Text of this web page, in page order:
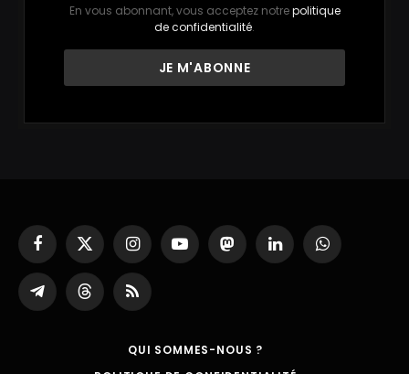
En vous abonnant, vous acceptez notrepolitique
de confidentialité.
Facebook
X
(Twitter)
InstagramYouTubeMastodonLinkedInWhatsApp
Partager
sur
ThreadsRSS
QUI SOMMES-NOUS ?